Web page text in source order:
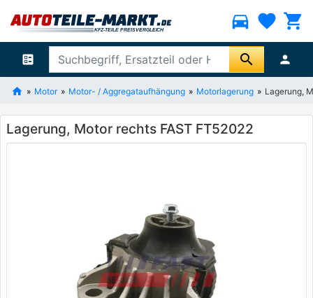
directions_car favorite shopping_cart
ballot search person
Motor Motor- / Aggregataufhängung Motorlagerung Lagerung,
Lagerung, Motor rechts FAST FT52022